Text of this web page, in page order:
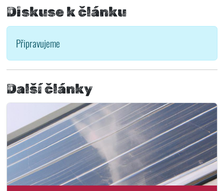
Diskuse k článku
Připravujeme
Další články